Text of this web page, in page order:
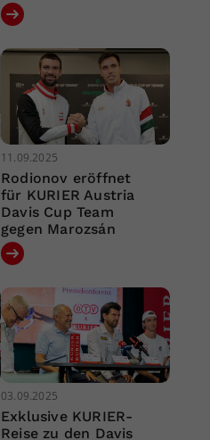
11.09.2025
Rodionov eröffnet
für KURIER Austria
Davis Cup Team
gegen Marozsán
03.09.2025
Exklusive KURIER-
Reise zu den Davis